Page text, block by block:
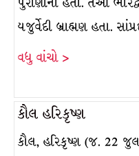
યજુર્વેદી બ્રાહ્મણ હતા.
વધુ વાંચો >
કૌલ હરિકૃષ્ણ
કૌલ, હરિકૃષ્ણ (જ. 22